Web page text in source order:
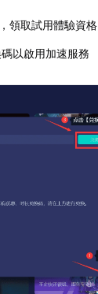
領取試用體驗資格
以啟用加速服務